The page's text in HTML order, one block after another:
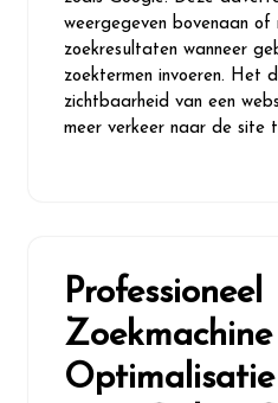
weergegeven bovenaan of
zoekresultaten wanneer
zoektermen invoeren. Het
zichtbaarheid van een
meer verkeer naar de site
Professioneel
Zoekmachine